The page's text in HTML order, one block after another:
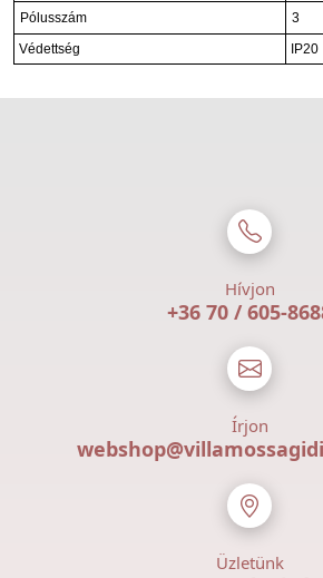
Pólusszám
3
Védettség
IP20
Hívjon
+36 70 / 605-
Írjon
Üzletünk